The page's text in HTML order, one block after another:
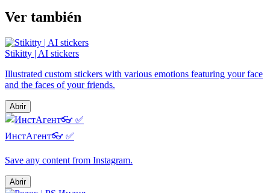
Ver también
Stikitty | AI stickers
Illustrated custom stickers with various emotions featuring your face
and the faces of your friends.
Abrir
ИнстАгент👓 ✅️
Save any content from Instagram.
Abrir